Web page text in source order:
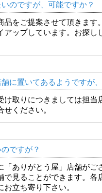
のですが、可能ですか？
品をご提案させて頂きま
アップしています。お探
に置いてあるようですが
け取りにつきましては担
ください。
ですが？
「ありがとう屋」店舗が
で見ることができます。
立ち寄り下さい。